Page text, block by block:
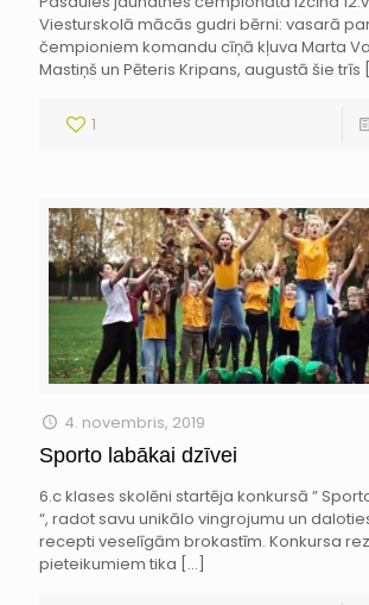
Viesturskolā mācās gudri bērni: vasarā
čempioniem komandu cīņā kļuva Marta
Mastiņš un Pēteris Kripans, augustā šie trīs
1
4. novembris, 2019
Sporto labākai dzīvei
6.c klases skolēni startēja konkursā ”
“, radot savu unikālo vingrojumu un
recepti veselīgām brokastīm. Konkursa
pieteikumiem tika […]